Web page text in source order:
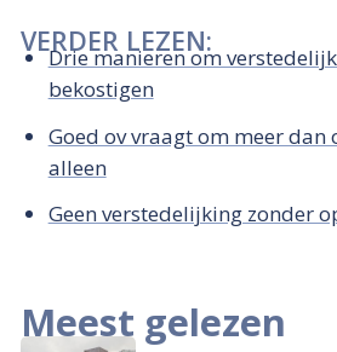
VERDER LEZEN:
Drie manieren om
bekostigen
Goed ov vraagt om meer dan
alleen
Geen verstedelijking zonder
Meest gelezen